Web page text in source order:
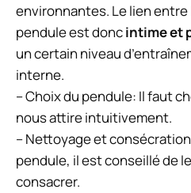
environnantes. Le lien entre
pendule est doncintime et
un certain niveau
interne.
– Choix du pendule: Il faut
nous attire intuitivement.
– Nettoyage et
pendule, il est conseillé de
consacrer.